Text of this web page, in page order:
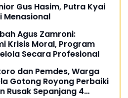
Gus Hasim, Putra Kyai
Menasional
Agus Zamroni:
Krisis Moral, Program
Secara Profesional
dan Pemdes, Warga
Rusak Sepanjang 4